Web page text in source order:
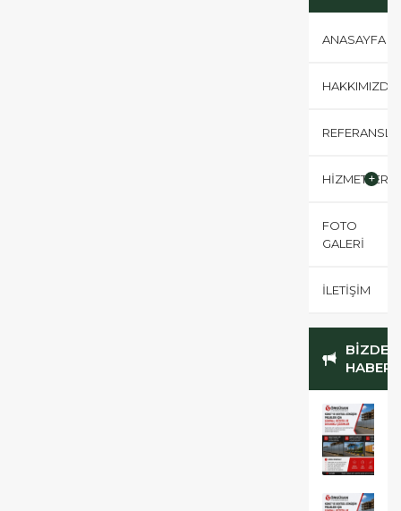
ANASAYFA
HAKKIMIZDA
FOTO
GALERİ
İLETİŞİM
BİZDEN